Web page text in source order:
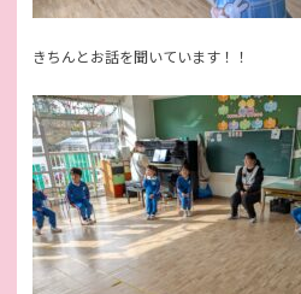
きちんとお話を聞いています！！